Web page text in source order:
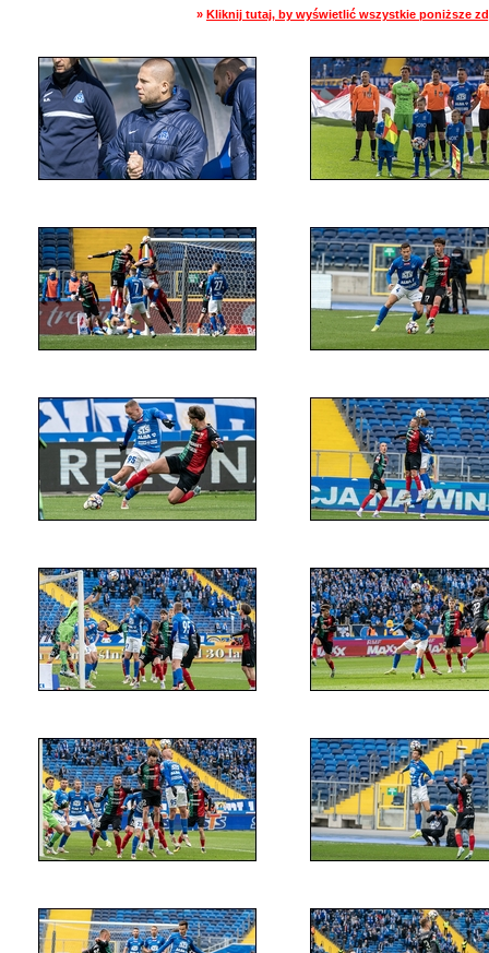
» Kliknij tutaj, by wyświetlić wszystkie poniższe